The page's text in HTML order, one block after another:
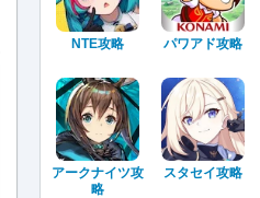
NTE攻略 パワアド攻略
アークナイツ攻
略
スタセイ攻略